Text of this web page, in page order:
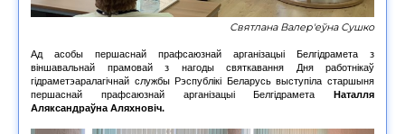
Святлана Валер'еўна Сушко
Ад асобы першаснай прафсаюзнай арганізацыі Белгідрамета з
віншавальнай прамовай з нагоды святкавання Дня работнікаў
гідраметэаралагічнай службы Рэспублікі Беларусь выступіла старшыня
першаснай прафсаюзнай арганізацыі Белгідрамета Наталля
Аляксандраўна Аляхновіч.